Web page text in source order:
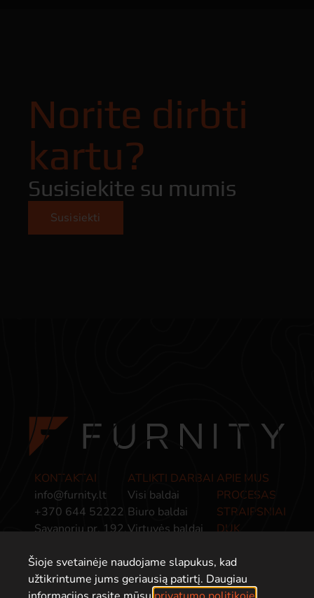
Šioje svetainėje naudojame slapukus, kad
užtikrintume jums geriausią patirtį. Daugiau
Norite dirbti
kartu?
Susisiekite su mumis
Susisiekti
KONTAKTAI
info@furnity.lt
+370 644 52222
Savanorių pr. 192,
ATLIKTI DARBAI
Visi baldai
Biuro baldai
Virtuvės baldai
Baldai įmonėms
APIE MUS
PROCESAS
STRAIPSNIAI
DUK
POLITIKA